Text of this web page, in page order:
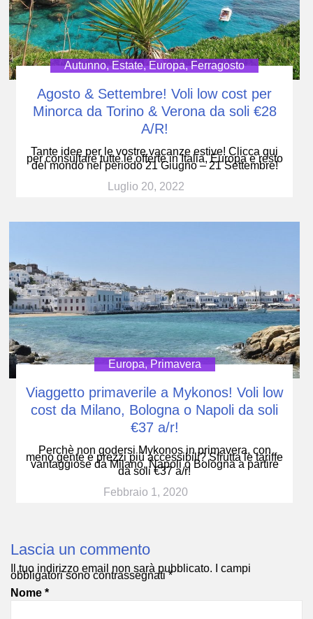
Autunno,Estate,Europa,Ferragosto
Agosto & Settembre! Voli low cost per
Minorca da Torino & Verona da soli €28
A/R!
Tante idee per le vostre vacanze estive! Clicca qui
per consultare tutte le offerte in Italia, Europa e resto
del mondo nel periodo 21 Giugno – 21 Settembre!
Luglio 20, 2022
Europa, Primavera
Viaggetto primaverile a Mykonos! Voli low
cost da Milano, Bologna o Napoli da soli
€37 a/r!
Perchè non godersi Mykonos in primavera, con
meno gente e prezzi più accessibili? Sfrutta le tariffe
vantaggiose da Milano, Napoli o Bologna a partire
da soli €37 a/r!
Febbraio 1, 2020
Lascia un commento
Il tuo indirizzo email non sarà pubblicato. I campi
obbligatori sono contrassegnati*
Nome *